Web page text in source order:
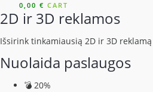
0,00 € CART
2D ir 3D reklamos
Išsirink tinkamiausią 2D ir 3D
Nuolaida paslaugos
💣 20%